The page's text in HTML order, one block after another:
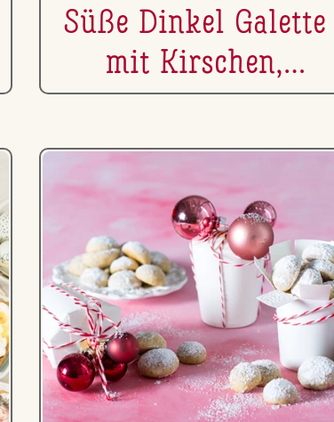
Süße Dinkel Galette
mit Kirschen,
Marillen & Zwetsch­
ken